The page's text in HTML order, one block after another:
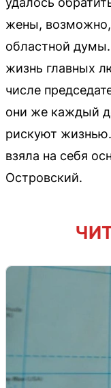
жены, возможно,
областной
жизнь главных
числе
они же каждый
рискуют
взяла на себя
Островский.